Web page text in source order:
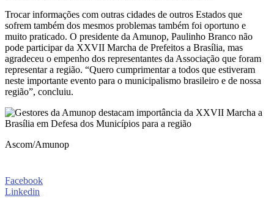
Trocar informações com outras cidades de outros Estados que
sofrem também dos mesmos problemas também foi oportuno e
muito praticado. O presidente da Amunop, Paulinho Branco não
pode participar da XXVII Marcha de Prefeitos a Brasília, mas
agradeceu o empenho dos representantes da Associação que foram
representar a região. “Quero cumprimentar a todos que estiveram
neste importante evento para o municipalismo brasileiro e de nossa
região”, concluiu.
Ascom/Amunop
Facebook
Linkedin